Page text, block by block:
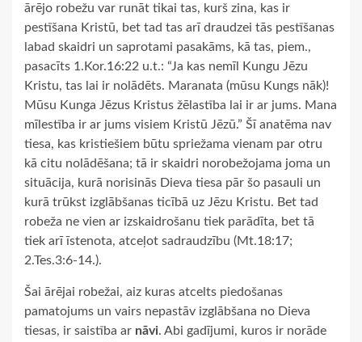
ārējo robežu var runāt tikai tas, kurš zina, kas ir
pestīšana Kristū, bet tad tas arī draudzei tās pestīšanas
labad skaidri un saprotami pasakāms, kā tas, piem.,
pasacīts 1.Kor.16:22 u.t.: “Ja kas nemīl Kungu Jēzu
Kristu, tas lai ir nolādēts. Maranata (mūsu Kungs nāk)!
Mūsu Kunga Jēzus Kristus žēlastība lai ir ar jums. Mana
mīlestība ir ar jums visiem Kristū Jēzū.” Šī anatēma nav
tiesa, kas kristiešiem būtu spriežama vienam par otru
kā citu nolādēšana; tā ir skaidri norobežojama joma un
situācija, kurā norisinās Dieva tiesa pār šo pasauli un
kurā trūkst izglābšanas ticībā uz Jēzu Kristu. Bet tad
robeža ne vien ar izskaidrošanu tiek parādīta, bet tā
tiek arī īstenota, atceļot sadraudzību (Mt.18:17;
2.Tes.3:6-14.).
Šai ārējai robežai, aiz kuras atcelts piedošanas
pamatojums un vairs nepastāv izglābšana no Dieva
tiesas, ir saistība ar nāvi. Abi gadījumi, kuros ir norāde